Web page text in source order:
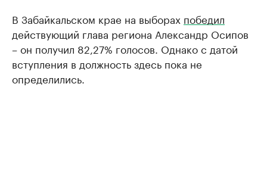
В Забайкальском крае на выборах победил
действующий глава региона Александр Осипов
– он получил 82,27% голосов. Однако с датой
вступления в должность здесь пока не
определились.